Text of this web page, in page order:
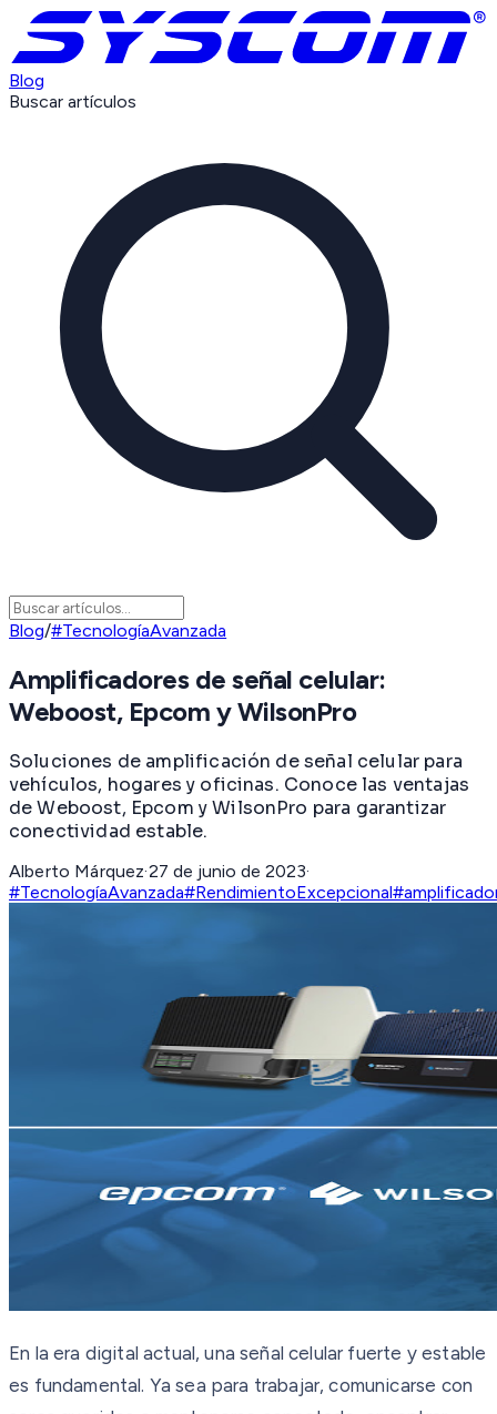
Blog
Buscar artículos
Blog/#TecnologíaAvanzada
Amplificadores de señal celular:
Weboost, Epcom y WilsonPro
Soluciones de amplificación de señal celular para
vehículos, hogares y oficinas. Conoce las ventajas
de Weboost, Epcom y WilsonPro para garantizar
conectividad estable.
Alberto Márquez·27 de junio de 2023·
#TecnologíaAvanzada#RendimientoExcepcional
En la era digital actual, una señal celular fuerte y estable
es fundamental. Ya sea para trabajar, comunicarse con